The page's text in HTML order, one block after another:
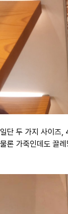
일단 두 가지 사이즈
물론 가죽인데도 끌